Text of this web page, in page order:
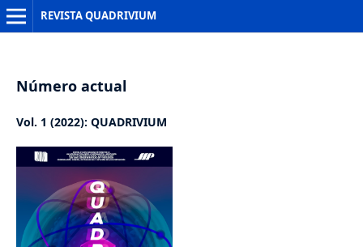
REVISTA QUADRIVIUM
Número actual
Vol. 1 (2022): QUADRIVIUM